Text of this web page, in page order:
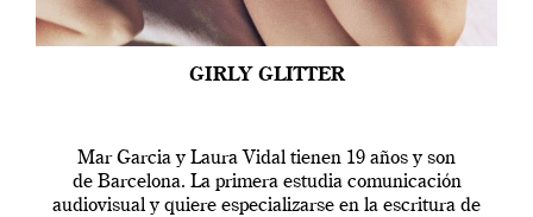
GIRLY GLITTER
Mar Garcia y Laura Vidal tienen 19 años y son
de Barcelona. La primera estudia comunicación
audiovisual y quiere especializarse en la escritura de